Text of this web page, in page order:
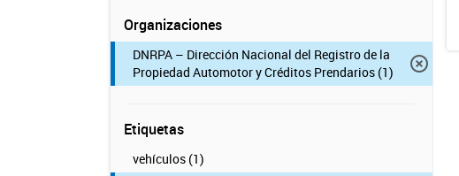
Organizaciones
DNRPA – Dirección Nacional del Registro de la
Propiedad Automotor y Créditos Prendarios (1)
Etiquetas
vehículos (1)